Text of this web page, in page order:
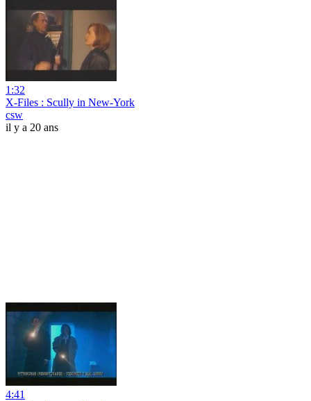
1:32
X-Files : Scully in New-York
csw
il y a 20 ans
4:41